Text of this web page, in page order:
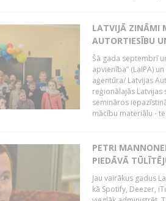
LATVIJĀ ZINĀMI
AUTORTIESĪBU
Šā gada septembrī
apvienība” (LaIPA)
aģentūra/ Latvijas
reģionālajās
semināros
mācību materiālu -
PETRI
PIEDĀVĀ
Jau vairākus gadus
kā Spotify, Deezer,